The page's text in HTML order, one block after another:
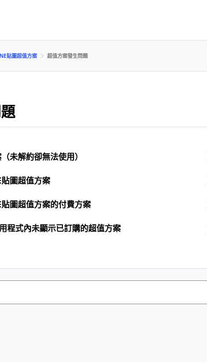
貼圖超值方案 超值方案發生問題
未解約卻無法使用）
圖超值方案
圖超值方案的付費方案
程式內未顯示已訂購的超值方案